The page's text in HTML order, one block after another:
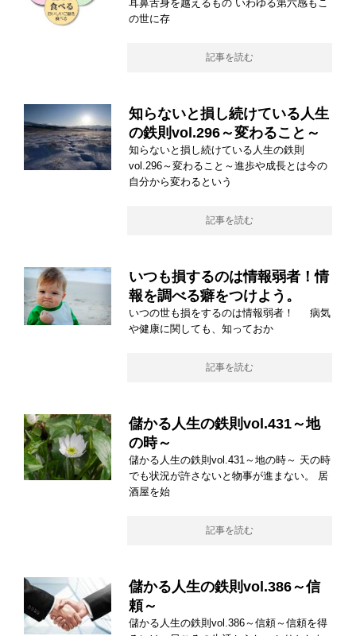
耳鼻舌身を越えるもの いわゆる第六感もこ
の世に存
記事を読む
知らないと損し続けている人生
の鉄則vol.296～変わること～
知らないと損し続けている人生の鉄則
vol.296～変わること～進歩や成長とは今の
自分から変わるという
記事を読む
いつも損するのは情報弱者！情
報を調べる癖をつけよう。
いつの世も損をするのは情報弱者！ 病気
や健康に関しても、知っておか
記事を読む
儲かる人生の鉄則vol.431～地
の時～
儲かる人生の鉄則vol.431～地の時～ 天の時
でも状況が許さないと物事が進まない。 居
酒屋を始
記事を読む
儲かる人生の鉄則vol.386～信
頼～
儲かる人生の鉄則vol.386～信頼～信頼を得